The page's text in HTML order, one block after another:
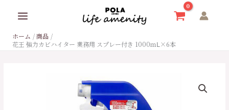
ホーム
商品
花王 強力カビハイター 業務用 スプレー付き 1000ｍⅬ×6本